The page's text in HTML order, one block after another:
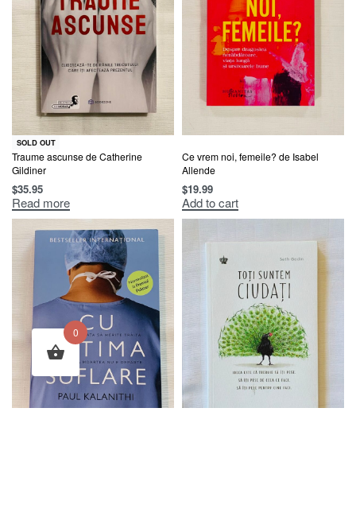
SOLD OUT
Traume ascunse de Catherine
Gildiner
$35.95
Read more
Ce vrem noi, femeile? de Isabel
Allende
$19.99
Add to cart
0